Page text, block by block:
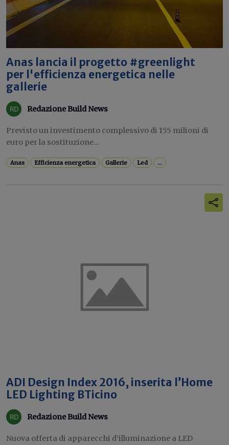
Anas lancia il progetto #greenlight
per l'efficienza energetica nelle
gallerie
Redazione Build News
Previsto un investimento complessivo di 155 milioni di
euro per la sostituzione...
Anas Efficienza energetica Gallerie Led ...
ADI Design Index 2016, inserita l’Home
LED Lighting BTicino
Redazione Build News
Nuova offerta di apparecchi d’illuminazione a LED